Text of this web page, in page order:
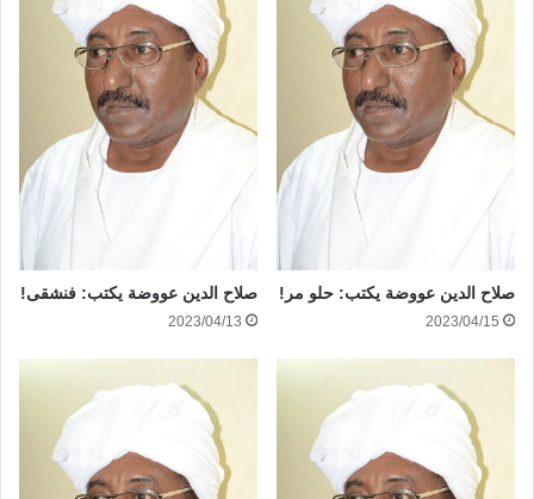
صلاح الدين عووضة يكتب: حلو مر!
2023/04/15
صلاح الدين عووضة يكتب: فنشقى!
2023/04/13